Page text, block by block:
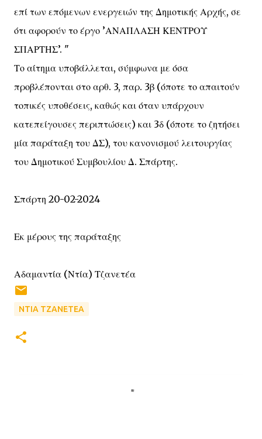
επί των επόμενων ενεργειών της Δημοτικής Αρχής, σε
ότι αφορούν το έργο ’ΑΝΑΠΛΑΣΗ ΚΕΝΤΡΟΥ
ΣΠΑΡΤΗΣ’. "
Το αίτημα υποβάλλεται, σύμφωνα με όσα
προβλέπονται στο αρθ. 3, παρ. 3β (όποτε το απαιτούν
τοπικές υποθέσεις, καθώς και όταν υπάρχουν
κατεπείγουσες περιπτώσεις) και 3δ (όποτε το ζητήσει
μία παράταξη του ΔΣ), του κανονισμού λειτουργίας
του Δημοτικού Συμβουλίου Δ. Σπάρτης.
Σπάρτη 20-02-2024
Εκ μέρους της παράταξης
Αδαμαντία (Ντία) Τζανετέα
ΝΤΙΑ ΤΖΑΝΕΤΕΑ